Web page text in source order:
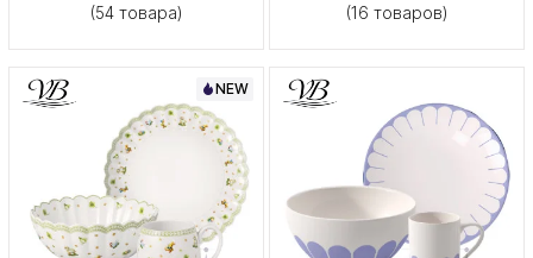
(54 товара) (16 товаров)
NEW